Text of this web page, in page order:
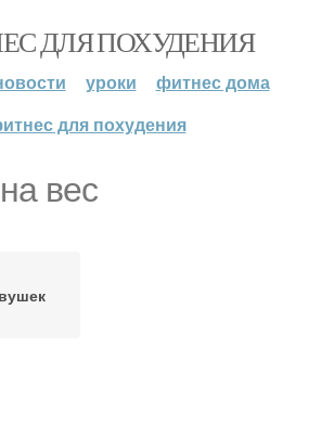
ДЛЯ ПОХУДЕНИЯ
уроки
фитнес дома
для похудения
вес